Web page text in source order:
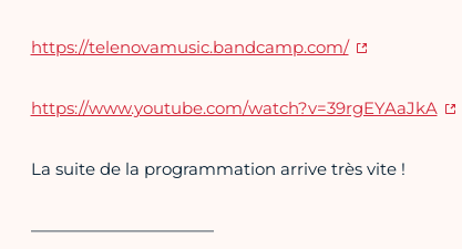
https://telenovamusic.bandcamp.com/
https://www.youtube.com/watch?v=39rgEYAaJkA
La suite de la programmation arrive très vite !
———————————